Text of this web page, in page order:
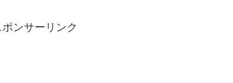
ポンサーリンク